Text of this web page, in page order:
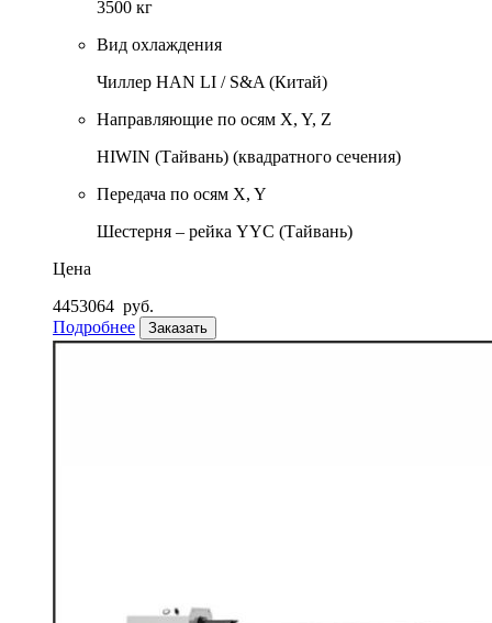
3500 кг
Вид охлаждения
Чиллер HAN LI / S&A (Китай)
Направляющие по осям X, Y, Z
HIWIN (Тайвань) (квадратного сечения)
Передача по осям X, Y
Шестерня – рейка YYC (Тайвань)
Цена
4453064 руб.
Подробнее
Заказать